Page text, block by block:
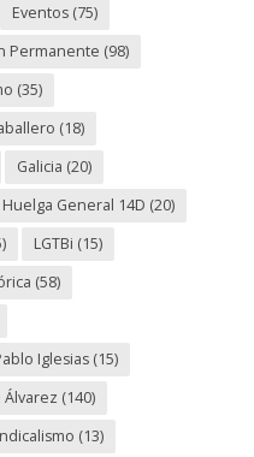
Eventos(75)
Permanente (98)
(35)
(18)
Galicia (20)
Huelga General 14D (20)
LGTBi (15)
(58)
Iglesias(15)
Álvarez (140)
(13)